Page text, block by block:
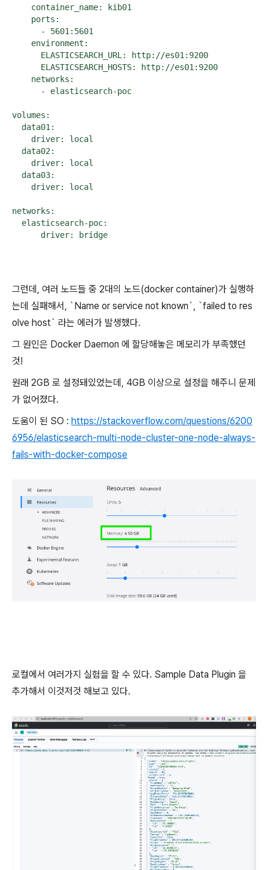
    container_name: kib01
    ports:
      - 5601:5601
    environment:
      ELASTICSEARCH_URL: http://es01:9200
      ELASTICSEARCH_HOSTS: http://es01:9200
    networks:
      - elasticsearch-poc
volumes:
  data01:
    driver: local
  data02:
    driver: local
  data03:
    driver: local
networks:
  elasticsearch-poc:
      driver: bridge
그런데, 여러 노드들 중 2대의 노드(docker container)가 실행하
는데 실패해서, `Name or service not known`, `failed to res
olve host` 라는 에러가 발생했다.
그 원인은 Docker Daemon 에 할당해놓은 메모리가 부족했던
것!
원래 2GB 로 설정돼있었는데, 4GB 이상으로 설정을 해주니 문제
가 없어졌다.
도움이 된 SO : https://stackoverflow.com/questions/6200
6956/elasticsearch-multi-node-cluster-one-node-always-
fails-with-docker-compose
로컬에서 여러가지 실험을 할 수 있다. Sample Data Plugin 을
추가해서 이것저것 해보고 있다.